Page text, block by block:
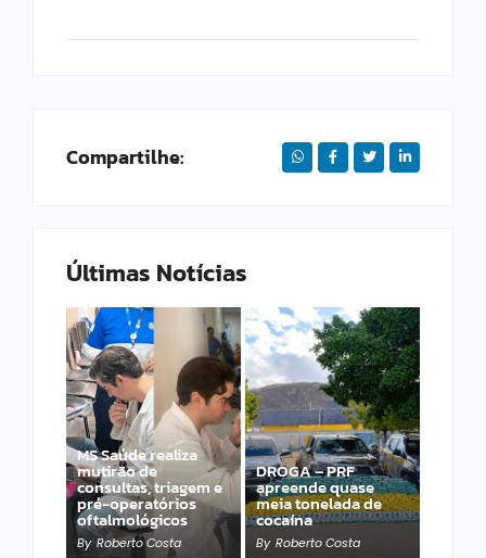
Compartilhe:
Últimas Notícias
MS Saúde realiza
mutirão de
consultas, triagem e
pré-operatórios
oftalmológicos
By Roberto Costa
DROGA – PRF
apreende quase
meia tonelada de
cocaína
By Roberto Costa
PRF apreende 20
pistolas e 40
carregadores na BR-
060
By Roberto Costa